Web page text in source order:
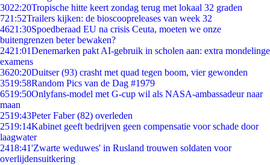
3022:20Tropische hitte keert zondag terug met lokaal 32 graden
721:52Trailers kijken: de bioscoopreleases van week 32
4621:30Spoedberaad EU na crisis Ceuta, moeten we onze
buitengrenzen beter bewaken?
2421:01Denemarken pakt AI-gebruik in scholen aan: extra mondelinge
examens
3620:20Duitser (93) crasht met quad tegen boom, vier gewonden
3519:58Random Pics van de Dag #1979
6519:50Onlyfans-model met G-cup wil als NASA-ambassadeur naar
maan
2519:43Peter Faber (82) overleden
2519:14Kabinet geeft bedrijven geen compensatie voor schade door
laagwater
2418:41'Zwarte weduwes' in Rusland trouwen soldaten voor
overlijdensuitkering